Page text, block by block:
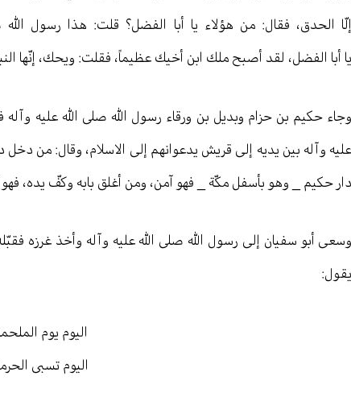
إلّا الحدق، فقال: من هؤلاء يا أبا الفضل؟ قلت: هذا رسول الله
يا أبا الفضل، لقد أصبح ملك ابن أخيك عظيماً، فقلت: ويحك، إنّها
وجاء حكيم بن حزام وبديل بن ورقاء رسول الله صلى الله عليه وآله
عليه وآله بين يديه إلى قريش يدعوانهم إلى الاسلام، وقال: من
دار حكيم _ وهو بأسفل مكّة _ فهو آمن، ومن أغلق بابه وكفّ يده،
وسعى أبو سفيان إلى رسول الله صلى الله عليه وآله وأخذ غرزه
يقول:
اليوم يوم
اليوم تسبى